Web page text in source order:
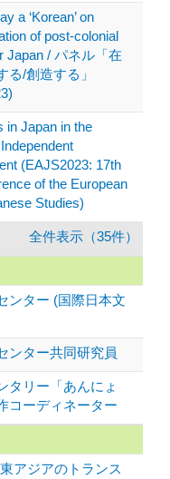
a ‘Korean’ on
of post-colonial
Japan / パネル「在
る/創造する」
in Japan in the
(EAJS2023: 17th
of the European
Studies)
全件表示（35件）
ンター (国際日本文
ンター共同研究員
タリー「あんにょ
コーディネーター
アジアのトランス